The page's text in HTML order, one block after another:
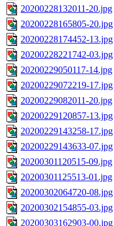
20200228132011-20.jpg
20200228165805-20.jpg
20200228174452-13.jpg
20200228221742-03.jpg
20200229050117-14.jpg
20200229072219-17.jpg
20200229082011-20.jpg
20200229120857-13.jpg
20200229143258-17.jpg
20200229143633-07.jpg
20200301120515-09.jpg
20200301125513-01.jpg
20200302064720-08.jpg
20200302154855-03.jpg
20200303162903-00.jpg